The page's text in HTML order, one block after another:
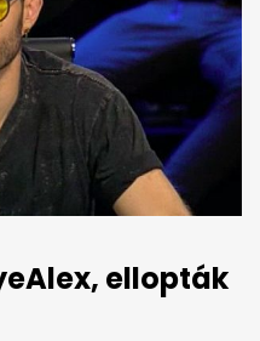
ellopták